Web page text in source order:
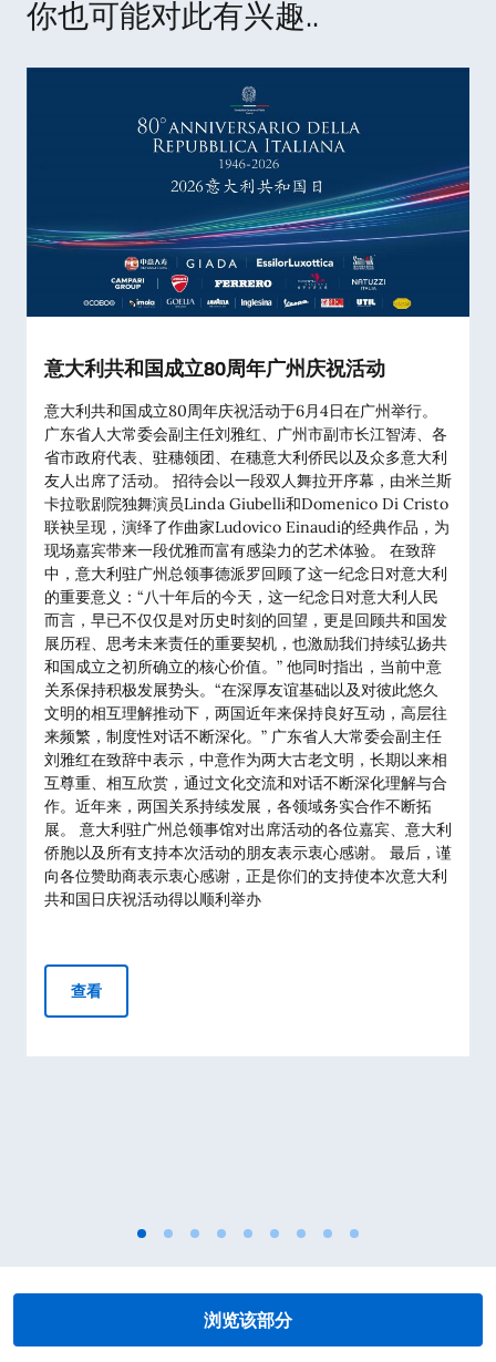
你也可能对此有兴趣..
意大利共和国成立80周年广州庆祝活动
意大利共和国成立80周年庆祝活动于6月4日在广州举行。
广东省人大常委会副主任刘雅红、广州市副市长江智涛、各
省市政府代表、驻穗领团、在穗意大利侨民以及众多意大利
友人出席了活动。 招待会以一段双人舞拉开序幕，由米兰斯
卡拉歌剧院独舞演员Linda Giubelli和Domenico Di Cristo
联袂呈现，演绎了作曲家Ludovico Einaudi的经典作品，为
现场嘉宾带来一段优雅而富有感染力的艺术体验。 在致辞
中，意大利驻广州总领事德派罗回顾了这一纪念日对意大利
的重要意义：“八十年后的今天，这一纪念日对意大利人民
而言，早已不仅仅是对历史时刻的回望，更是回顾共和国发
展历程、思考未来责任的重要契机，也激励我们持续弘扬共
和国成立之初所确立的核心价值。” 他同时指出，当前中意
关系保持积极发展势头。“在深厚友谊基础以及对彼此悠久
文明的相互理解推动下，两国近年来保持良好互动，高层往
来频繁，制度性对话不断深化。” 广东省人大常委会副主任
刘雅红在致辞中表示，中意作为两大古老文明，长期以来相
互尊重、相互欣赏，通过文化交流和对话不断深化理解与合
作。近年来，两国关系持续发展，各领域务实合作不断拓
展。 意大利驻广州总领事馆对出席活动的各位嘉宾、意大利
侨胞以及所有支持本次活动的朋友表示衷心感谢。 最后，谨
向各位赞助商表示衷心感谢，正是你们的支持使本次意大利
共和国日庆祝活动得以顺利举办
查看意大利共和国成立80周年广州庆祝活动
浏览该部分